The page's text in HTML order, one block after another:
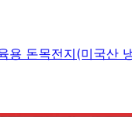
돈목전지(미국산